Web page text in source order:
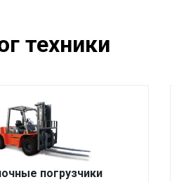
техники
погрузчики